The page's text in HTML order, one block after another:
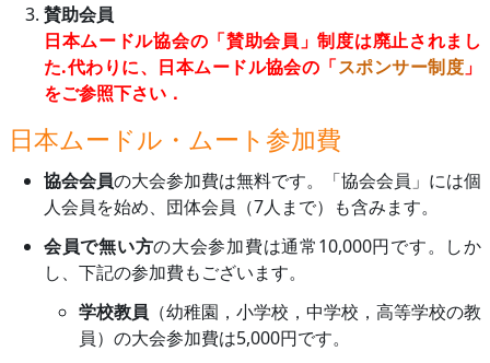
賛助会員
日本ムードル協会の「賛助会員」制度は廃止されまし
た.代わりに、日本ムードル協会の「スポンサー制度 」
をご参照下さい．
日本ムードル・ムート参加費
協会会員の大会参加費は無料です。「協会会員」には個
人会員を始め、団体会員（7人まで）も含みます。
会員で無い方の大会参加費は通常10,000円です。しか
し、下記の参加費もございます。
学校教員 （幼稚園，小学校，中学校，高等学校の教
員）の大会参加費は5,000円です。